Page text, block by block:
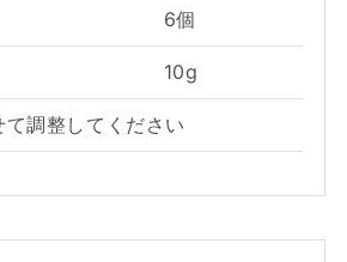
6個
10g
調整してください